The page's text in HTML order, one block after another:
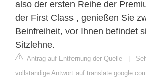
also der ersten Reihe der
der First Class , genießen Sie
Beinfreiheit, vor Ihnen befindet
Sitzlehne.
Antrag auf Entfernung der Quelle |
vollständige Antwort auf